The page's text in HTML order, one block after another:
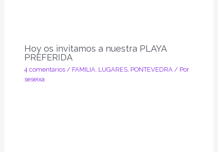
Hoy os invitamos a nuestra PLAYA
PREFERIDA
4 comentarios / FAMILIA, LUGARES, PONTEVEDRA/ Por
seseixa